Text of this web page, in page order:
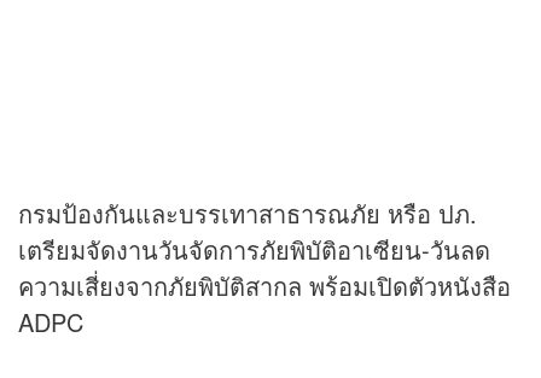
กรมป้องกันและบรรเทาสาธารณภัย หรือ ปภ.
เตรียมจัดงานวันจัดการภัยพิบัติอาเซียน-วันลด
ความเสี่ยงจากภัยพิบัติสากล พร้อมเปิดตัวหนังสือ
ADPC